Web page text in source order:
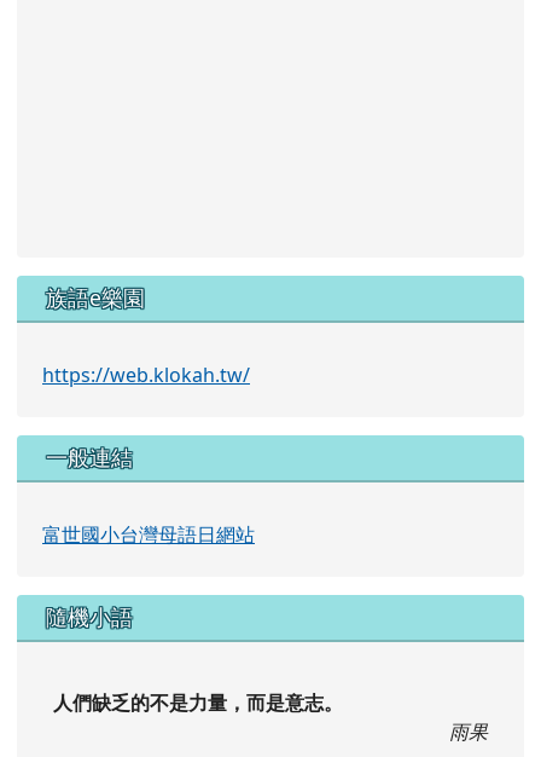
族語e樂園
https://web.klokah.tw/
一般連結
富世國小台灣母語日網站
隨機小語
人們缺乏的不是力量，而是意志。
雨果